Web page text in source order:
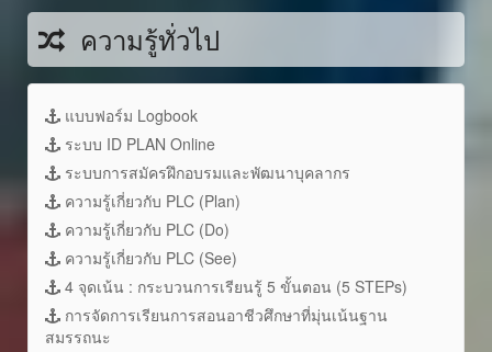
ความรู้ทั่วไป
แบบฟอร์ม Logbook
ระบบ ID PLAN Online
ระบบการสมัครฝึกอบรมและพัฒนาบุคลากร
ความรู้เกี่ยวกับ PLC (Plan)
ความรู้เกี่ยวกับ PLC (Do)
ความรู้เกี่ยวกับ PLC (See)
4 จุดเน้น : กระบวนการเรียนรู้ 5 ขั้นตอน (5 STEPs)
การจัดการเรียนการสอนอาชีวศึกษาที่มุ่นเน้นฐาน
สมรรถนะ